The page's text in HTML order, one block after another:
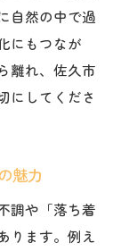
自然の中で過
にもつなが
離れ、佐久市
にしてくださ
魅力
調や「落ち着
ります。例え